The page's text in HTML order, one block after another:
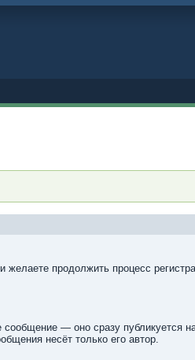
продолжить процесс
сообщение — оно сразу
несёт только его автор.